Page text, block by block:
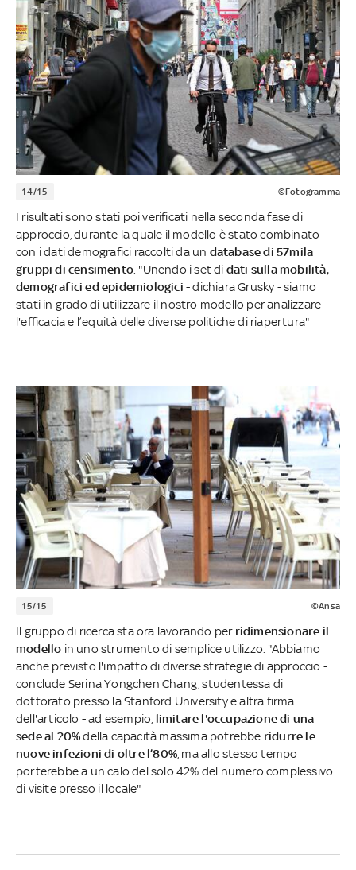
14/15 ©Fotogramma
I risultati sono stati poi verificati nella seconda fase di
approccio, durante la quale il modello è stato combinato
con i dati demografici raccolti da un database di 57mila
gruppi di censimento . "Unendo i set di dati sulla mobilità,
demografici ed epidemiologici - dichiara Grusky - siamo
stati in grado di utilizzare il nostro modello per analizzare
l'efficacia e l’equità delle diverse politiche di riapertura"
15/15 ©Ansa
Il gruppo di ricerca sta ora lavorando per ridimensionare il
modello in uno strumento di semplice utilizzo. "Abbiamo
anche previsto l'impatto di diverse strategie di approccio -
conclude Serina Yongchen Chang, studentessa di
dottorato presso la Stanford University e altra firma
dell'articolo - ad esempio, limitare l'occupazione di una
sede al 20%della capacità massima potrebbe ridurre le
nuove infezioni di oltre l’80% , ma allo stesso tempo
porterebbe a un calo del solo 42% del numero complessivo
di visite presso il locale"